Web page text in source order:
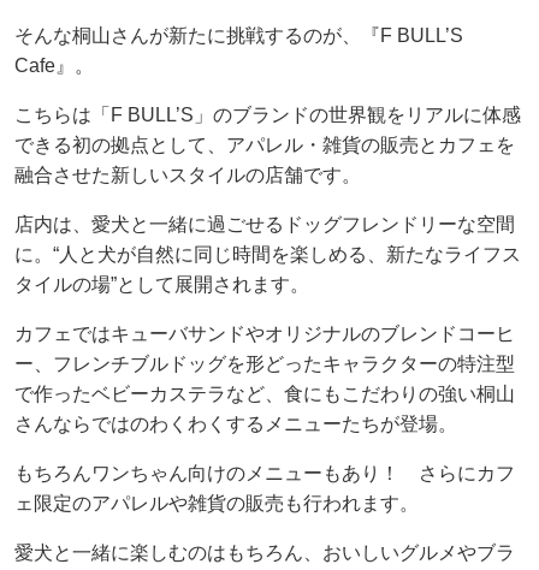
そんな桐山さんが新たに挑戦するのが、『F BULL’S
Cafe』。
こちらは「F BULL’S」のブランドの世界観をリアルに体感
できる初の拠点として、アパレル・雑貨の販売とカフェを
融合させた新しいスタイルの店舗です。
店内は、愛犬と一緒に過ごせるドッグフレンドリーな空間
に。“人と犬が自然に同じ時間を楽しめる、新たなライフス
タイルの場”として展開されます。
カフェではキューバサンドやオリジナルのブレンドコーヒ
ー、フレンチブルドッグを形どったキャラクターの特注型
で作ったベビーカステラなど、食にもこだわりの強い桐山
さんならではのわくわくするメニューたちが登場。
もちろんワンちゃん向けのメニューもあり！ さらにカフ
ェ限定のアパレルや雑貨の販売も行われます。
愛犬と一緒に楽しむのはもちろん、おいしいグルメやブラ